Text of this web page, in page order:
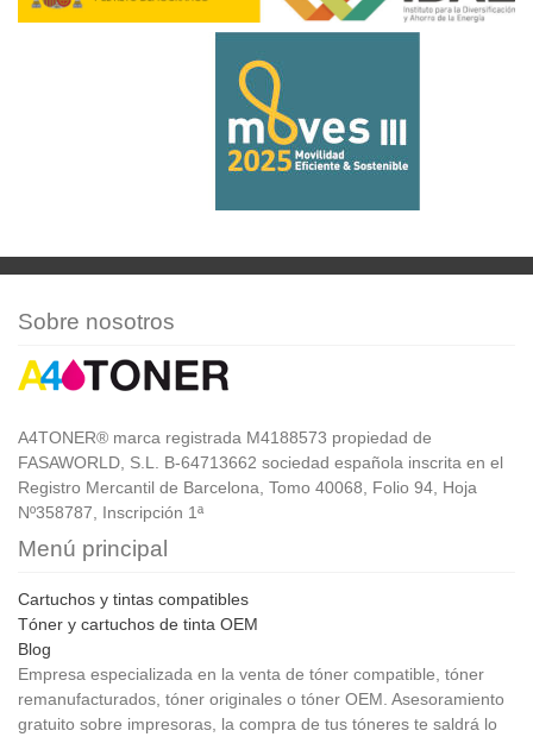
Sobre nosotros
A4TONER® marca registrada M4188573 propiedad de
FASAWORLD, S.L. B-64713662 sociedad española inscrita en el
Registro Mercantil de Barcelona, Tomo 40068, Folio 94, Hoja
Nº358787, Inscripción 1ª
Menú principal
Cartuchos y tintas compatibles
Tóner y cartuchos de tinta OEM
Blog
Empresa especializada en la venta de tóner compatible, tóner
remanufacturados, tóner originales o tóner OEM. Asesoramiento
gratuito sobre impresoras, la compra de tus tóneres te saldrá lo